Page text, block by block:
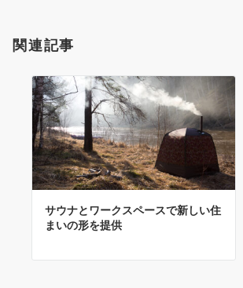
関連記事
サウナとワークスペースで新しい住
まいの形を提供